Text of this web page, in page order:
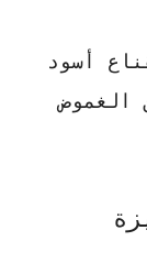
أسود
الغموض